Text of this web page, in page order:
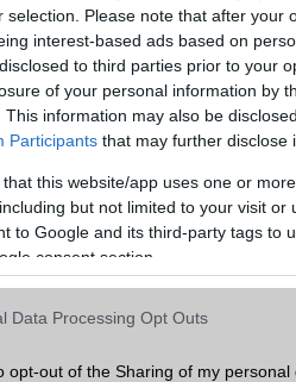
selection. Please note that after your
interest-based ads based on
to third parties prior to your
of your personal information by
This information may also be
Participants that may further disclose
that this website/app uses one or
but not limited to your visit
to Google and its third-party tags to
consent section.
Data Processing Opt Outs
opt-out of the Sharing of my personal
6 ADATCSERE
GPRS
EDGE
EMS /E-mail
MMS
Infraport
Bluetooth
B/T extra